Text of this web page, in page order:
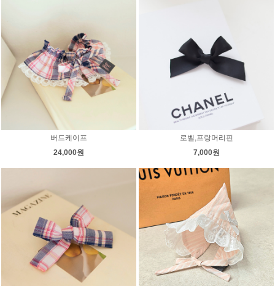
버드케이프
24,000원
로벨,프랑머리핀
7,000원